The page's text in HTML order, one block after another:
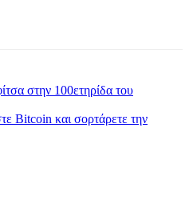
στην 100ετηρίδα του
Bitcoin και σορτάρετε την